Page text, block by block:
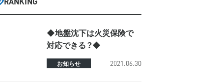
◆地盤沈下は火災保険で
対応できる？◆
お知らせ 2021.06.30